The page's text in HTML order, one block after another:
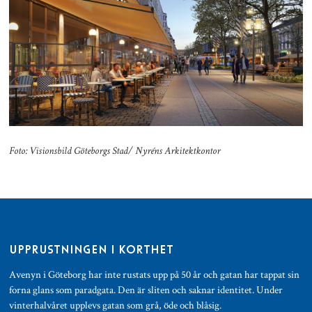
Foto: Visionsbild Göteborgs Stad/ Nyréns Arkitektkontor
UPPRUSTNINGEN I KORTHET
Avenyn i Göteborg har inte rustats upp på 50 år och gatan har tappat sin
forna glans som paradgata. Den är sliten och saknar identitet. Under
vinterhalvåret upplevs gatan som grå, öde och blåsig.